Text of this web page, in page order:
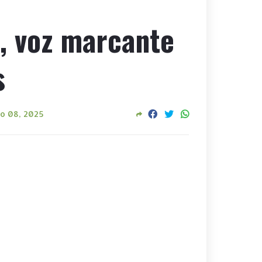
voz marcante
08, 2025